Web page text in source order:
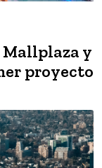
Mallplaza y
proyecto